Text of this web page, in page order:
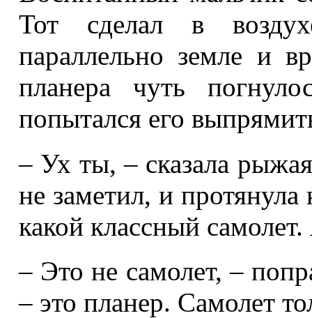
Тот сделал в
параллельно земле и
планера чуть
попытался его
– Ух ты, – сказала
не заметил, и
какой классный
– Это не самолет, –
– это планер. Самолет